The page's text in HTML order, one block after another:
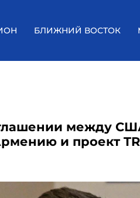
БЛИЖНИЙ ВОСТОК
между
и проект